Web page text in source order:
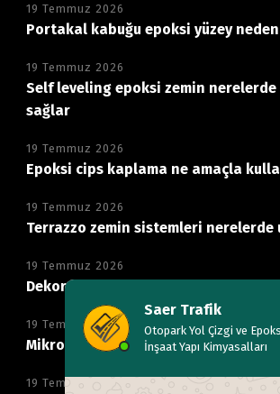
Saer Trafik
Otopark Yol Çizgi ve
İnşaat Yapı Kimyasalları
19 Temmuz 2026
Portakal kabuğu epoksi yüzey
19 Temmuz 2026
Self leveling epoksi zemin
sağlar
19 Temmuz 2026
Epoksi cips kaplama ne amaçla
19 Temmuz 2026
Terrazzo zemin sistemleri nerelerde
19 Temmuz 2026
Dekoratif mikro beton zemin neden
19 Temmuz 2026
Mikro beton kaplama hangi
19 Temmuz 2026